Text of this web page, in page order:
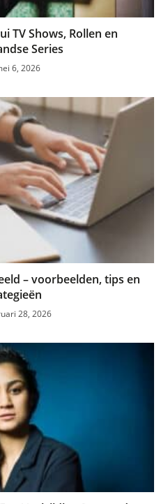
TV Shows, Rollen en
Series
6, 2026
– voorbeelden, tips en
28, 2026